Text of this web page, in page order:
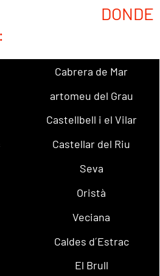
DONDE
Cabrera de Mar
artomeu del Grau
Castellbell i el Vilar
Castellar del Riu
Seva
Oristà
Veciana
Caldes d´Estrac
El Brull